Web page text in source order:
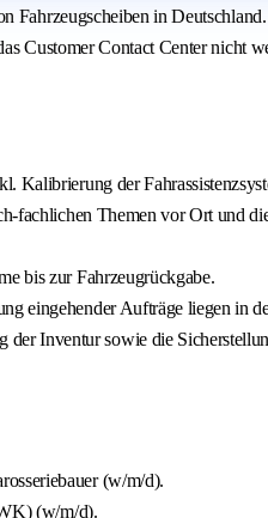
in
Customer Contact Center nicht
der
Themen vor Ort und
bis zur Fahrzeugrückgabe.
eingehender Aufträge liegen in
Inventur sowie die
(w/m/d).
(w/m/d).